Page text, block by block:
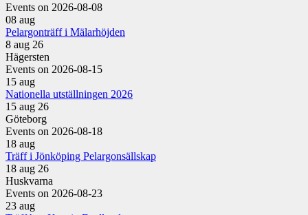
Events on 2026-08-08
08 aug
Pelargonträff i Mälarhöjden
8 aug 26
Hägersten
Events on 2026-08-15
15 aug
Nationella utställningen 2026
15 aug 26
Göteborg
Events on 2026-08-18
18 aug
Träff i Jönköping Pelargonsällskap
18 aug 26
Huskvarna
Events on 2026-08-23
23 aug